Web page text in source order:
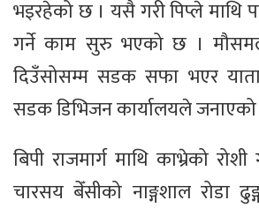
भइरहेको छ । यसै गरी पिप्ले
गर्ने काम सुरु भएको छ ।
दिउँसोसम्म सडक सफा भएर
सडक डिभिजन कार्यालयले
बिपी राजमार्ग माथि काभ्रेको
चारसय बेँसीको नाङ्गशाल रोडा